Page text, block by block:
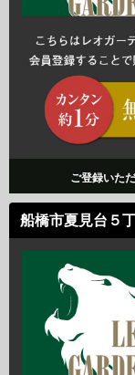
ご登録いた
船橋市夏見台５